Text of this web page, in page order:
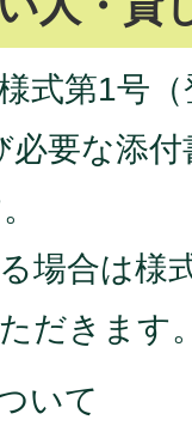
式第1号
必要な添
場合は様
だきます
いて